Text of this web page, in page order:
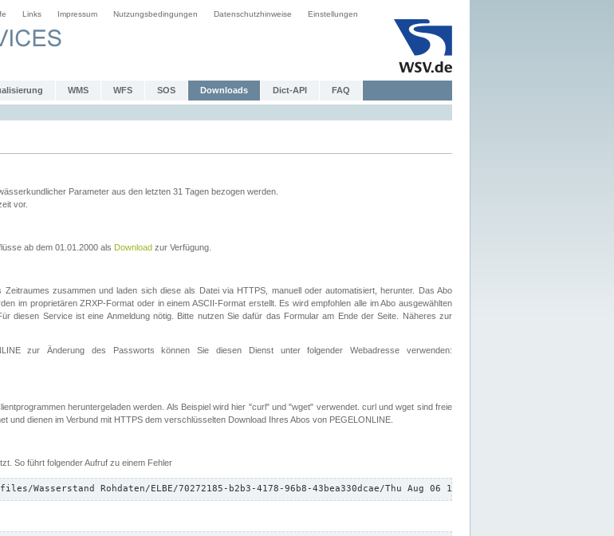
Links Impressum Nutzungsbedingungen Datenschutzhinweise Einstellungen
WMS WFS SOS Downloads Dict-API FAQ
Parameter aus den letzten 31 Tagen bezogen werden.
vor.
ab dem 01.01.2000 als Download zur Verfügung.
zusammen und laden sich diese als Datei via HTTPS, manuell oder automatisiert, herunter. Das Abo
im proprietären ZRXP-Format oder in einem ASCII-Format erstellt. Es wird empfohlen alle im Abo ausgewählten
diesen Service ist eine Anmeldung nötig. Bitte nutzen Sie dafür das Formular am Ende der Seite. Näheres zur
zur Änderung des Passworts können Sie diesen Dienst unter folgender Webadresse verwenden:
heruntergeladen werden. Als Beispiel wird hier "curl" und "wget" verwendet. curl und wget sind freie
und dienen im Verbund mit HTTPS dem verschlüsselten Download Ihres Abos von PEGELONLINE.
So führt folgender Aufruf zu einem Fehler
Rohdaten/ELBE/70272185-b2b3-4178-96b8-43bea330dcae/Thu Aug 06 12:26:58 CEST 2026/down.txt"